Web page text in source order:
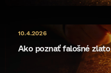
Ako poznať falošné zlato
10.4.2026